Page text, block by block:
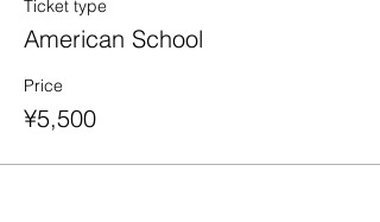
Ticket type
American School
Price
¥5,500